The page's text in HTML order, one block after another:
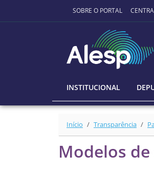
Ir para o conteúdo
SOBRE O PORTAL
INSTITUCIONAL
Início Transparência
Modelos